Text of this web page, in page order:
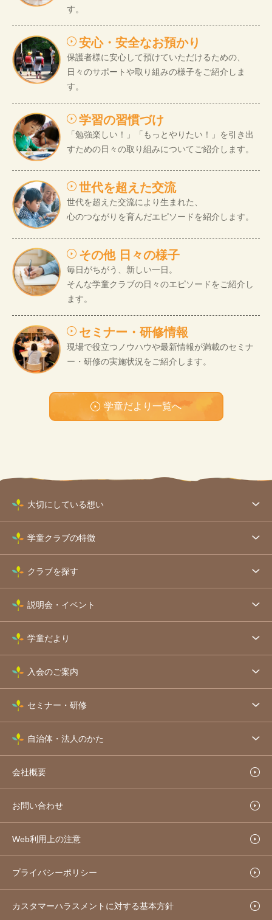
す。
安心・安全なお預かり
保護者様に安心して預けていただけるための、
日々のサポートや取り組みの様子をご紹介しま
す。
学習の習慣づけ
「勉強楽しい！」「もっとやりたい！」を引き出
すための日々の取り組みについてご紹介します。
世代を超えた交流
世代を超えた交流により生まれた、
心のつながりを育んだエピソードを紹介します。
その他 日々の様子
毎日がちがう、新しい一日。
そんな学童クラブの日々のエピソードをご紹介し
ます。
セミナー・研修情報
現場で役立つノウハウや最新情報が満載のセミナ
ー・研修の実施状況をご紹介します。
学童だより一覧へ
大切にしている想い
学童クラブの特徴
クラブを探す
説明会・イベント
学童だより
入会のご案内
セミナー・研修
自治体・法人のかた
会社概要
お問い合わせ
Web利用上の注意
プライバシーポリシー
カスタマーハラスメントに対する基本方針